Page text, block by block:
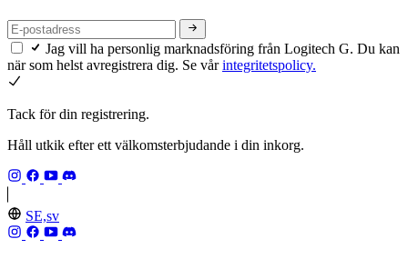
Jag vill ha personlig marknadsföring från Logitech G. Du kan
när som helst avregistrera dig. Se vårintegritetspolicy.
Tack för din registrering.
Håll utkik efter ett välkomsterbjudande i din inkorg.
SE,sv